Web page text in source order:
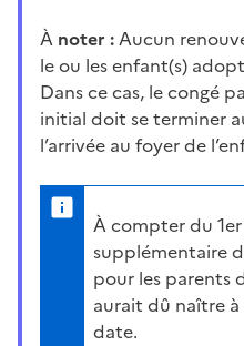
À noter :Aucun
le ou les enfant(s)
Dans ce cas, le congé
initial doit se terminer
l’arrivée au foyer de
À compter du
supplémentaire
pour les parents
aurait dû naître
date.